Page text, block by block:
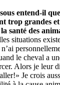
entend-il
trop grandes
santé des
situations
le cheval a
Alors je leur
Je crois